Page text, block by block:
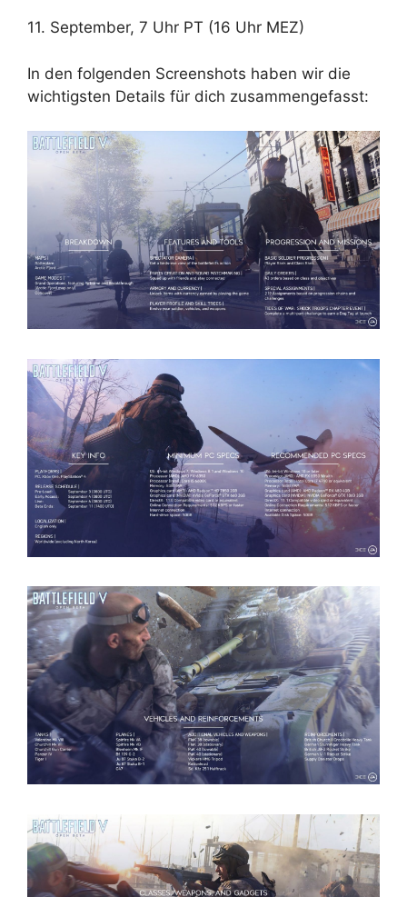
11. September, 7 Uhr PT (16 Uhr MEZ)
In den folgenden Screenshots haben wir die
wichtigsten Details für dich zusammengefasst: